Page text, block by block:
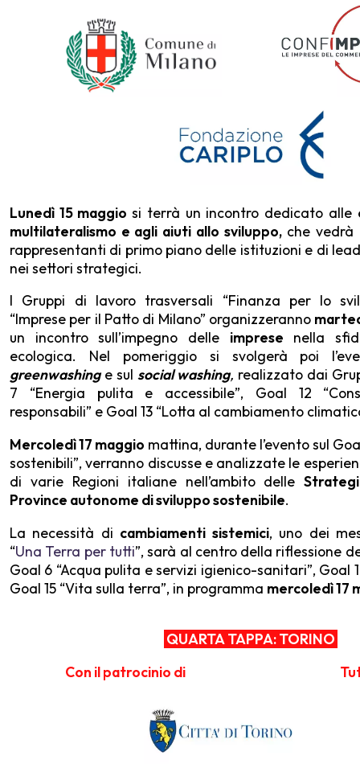
Lunedì 15 maggiosi terrà un incontro dedicato alle
multilateralismo e agli aiuti allo sviluppo,che vedrà
rappresentanti di primo piano delle istituzioni e di
nei settori strategici.
I Gruppi di lavoro trasversali “Finanza per lo
“Imprese per il Patto di Milano” organizzeranno
un incontro sull’impegno delle imprese nella
ecologica. Nel pomeriggio si svolgerà poi
greenwashinge sul social washing, realizzato dai
7 “Energia pulita e accessibile”, Goal 12
responsabili” e Goal 13 “Lotta al cambiamento
Mercoledì 17 maggio mattina, durante l’evento sul
sostenibili”, verranno discusse e analizzate le
di varie Regioni italiane nell’ambito delle
Province autonome di sviluppo sostenibile.
La necessità di cambiamenti sistemici, uno dei
“Una Terra per tutti”, sarà al centro della riflessione
Goal 6 “Acqua pulita e servizi igienico-sanitari”, Goal
Goal 15 “Vita sulla terra”, in programma mercoledì 17
QUARTA TAPPA: TORINO
Con il patrocinio di